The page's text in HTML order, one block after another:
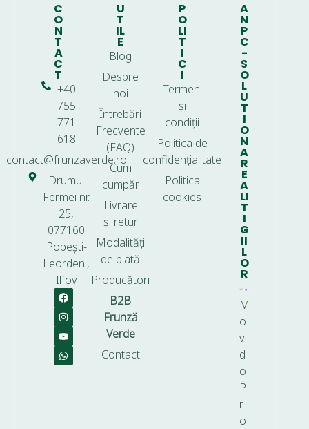
C
O
N
T
A
C
T
+40
755
771
618
contact@frunzaverde.ro
Drumul
Fermei nr.
25,
077160
Popești-
Leordeni,
Ilfov
U
T
IL
E
Blog
Despre
noi
Întrebări
Frecvente
(FAQ)
Cum
cumpăr
Livrare
și retur
Modalități
de plată
Producători
B2B
Frunză
Verde
Contact
P
O
LI
T
I
C
I
Termeni
și
condiții
Politica de
confidențialitate
Politica
cookies
A
N
P
C
-
S
O
L
U
T
I
O
N
A
R
E
A
LI
T
I
G
II
L
O
R
M
o
vi
d
o
P
r
o